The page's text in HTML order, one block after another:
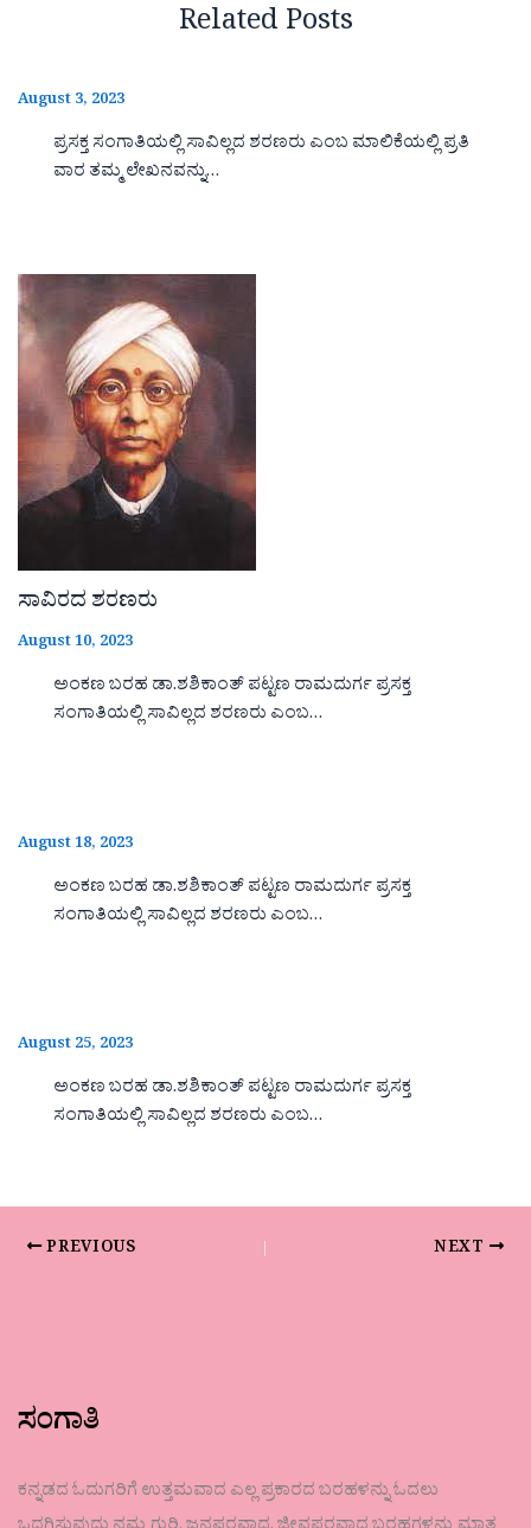
Related Posts
August 3, 2023
ಪ್ರಸಕ್ತ ಸಂಗಾತಿಯಲ್ಲಿ ಸಾವಿಲ್ಲದ ಶರಣರು ಎಂಬ ಮಾಲಿಕೆಯಲ್ಲಿ ಪ್ರತಿ
ವಾರ ತಮ್ಮ ಲೇಖನವನ್ನು…
ಸಾವಿರದ ಶರಣರು
August 10, 2023
ಅಂಕಣ ಬರಹ ಡಾ.ಶಶಿಕಾಂತ್ ಪಟ್ಟಣ ರಾಮದುರ್ಗ ಪ್ರಸಕ್ತ
ಸಂಗಾತಿಯಲ್ಲಿ ಸಾವಿಲ್ಲದ ಶರಣರು ಎಂಬ…
August 18, 2023
ಅಂಕಣ ಬರಹ ಡಾ.ಶಶಿಕಾಂತ್ ಪಟ್ಟಣ ರಾಮದುರ್ಗ ಪ್ರಸಕ್ತ
ಸಂಗಾತಿಯಲ್ಲಿ ಸಾವಿಲ್ಲದ ಶರಣರು ಎಂಬ…
August 25, 2023
ಅಂಕಣ ಬರಹ ಡಾ.ಶಶಿಕಾಂತ್ ಪಟ್ಟಣ ರಾಮದುರ್ಗ ಪ್ರಸಕ್ತ
ಸಂಗಾತಿಯಲ್ಲಿ ಸಾವಿಲ್ಲದ ಶರಣರು ಎಂಬ…
PREVIOUS NEXT
ಸಂಗಾತಿ
ಕನ್ನಡದ ಓದುಗರಿಗೆ ಉತ್ತಮವಾದ ಎಲ್ಲ ಪ್ರಕಾರದ ಬರಹಳನ್ನು ಓದಲು